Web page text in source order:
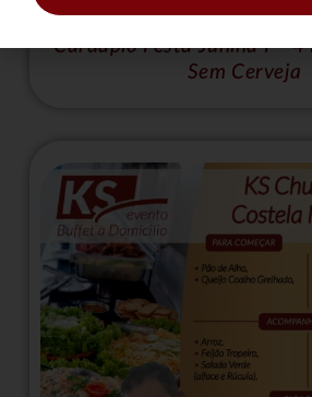
Cardápio Festa Junina I –
Sem Cerveja